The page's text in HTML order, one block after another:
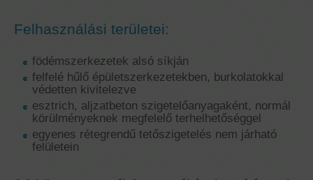
Felhasználási területei:
födémszerkezetek alsó síkján
felfelé hűlő épületszerkezetekben, burkolatokkal
védetten kivitelezve
esztrich, aljzatbeton szigetelőanyagaként, normál
körülményeknek megfelelő terhelhetőséggel
egyenes rétegrendű tetőszigetelés nem járható
felületein